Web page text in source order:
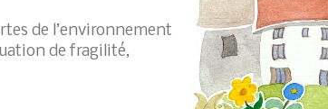
de l’environnement
de fragilité,